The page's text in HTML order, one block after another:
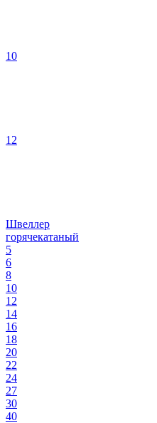
10
12
Швеллер
горячекатаный
5
6
8
10
12
14
16
18
20
22
24
27
30
40